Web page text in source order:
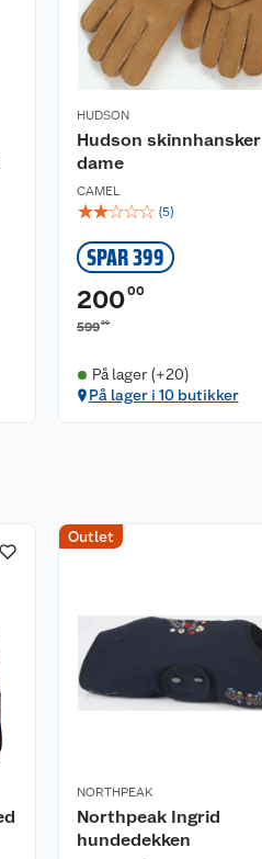
HUDSON
Hudson skinnhansker
dame
CAMEL
☆☆☆☆☆ (5)
SPAR 399
20000
59900
På lager (+20)
På lager i 10 butikker
Outlet
NORTHPEAK
Northpeak Ingrid
hundedekken